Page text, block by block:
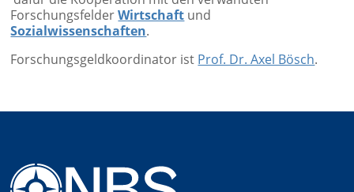
ForschungsfelderWirtschaft und
Sozialwissenschaften.
Forschungsgeldkoordinator ist Prof. Dr. Axel Bösch.